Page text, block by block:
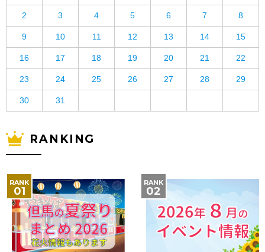
2 3 4 5 6 7 8
9 10 11 12 13 14 15
16 17 18 19 20 21 22
23 24 25 26 27 28 29
30 31
RANKING